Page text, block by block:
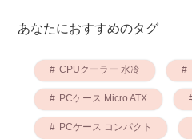
あなたにおすすめのタグ
CPUクーラー 水冷
PCケース Micro ATX
PCケース コンパクト